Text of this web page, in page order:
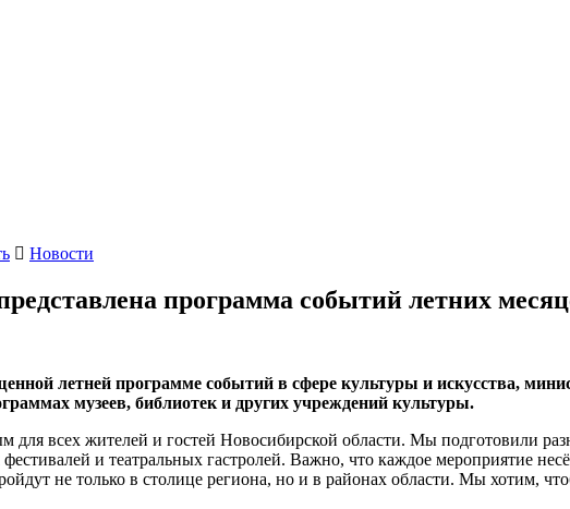
Новости
программа событий летних
летней программе событий в сфере культуры и искусства,
музеев, библиотек и других учреждений культуры.
для всех жителей и гостей Новосибирской области. Мы подготовили
и театральных гастролей. Важно, что каждое мероприятие
не только в столице региона, но и в районах области. Мы хотим,